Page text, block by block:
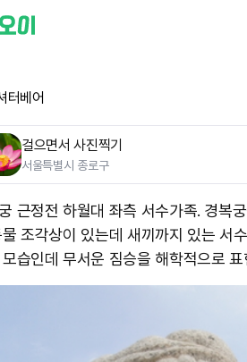
터베어
걸으면서 사진찍기
서울특별시 종로구
근정전 하월대 좌측 서수가족. 경복
조각상이 있는데 새끼까지 있는 서
습인데 무서운 짐승을 해학적으로